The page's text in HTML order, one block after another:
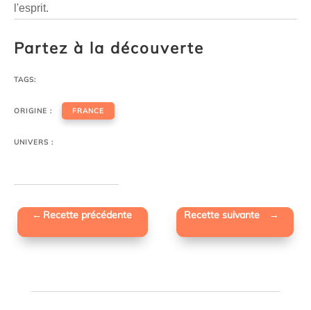
l'esprit.
Partez à la découverte
TAGS:
ORIGINE : FRANCE
UNIVERS :
←Recette précédente Recette suivante →